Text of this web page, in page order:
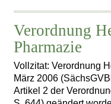
Verordnung
Pharmazie
Vollzitat: Verordnung
März 2006
Artikel 2 der